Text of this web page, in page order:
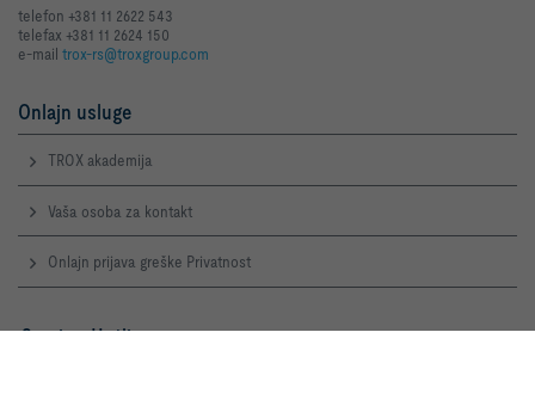
telefon +381 11 2622 543
telefax +381 11 2624 150
e-mail trox-rs@troxgroup.com
Onlajn usluge
TROX akademija
Vaša osoba za kontakt
Onlajn prijava greške Privatnost
Service-Hotlines